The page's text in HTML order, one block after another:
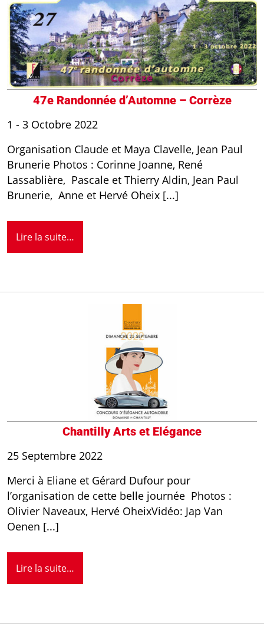
47e Randonnée d’Automne – Corrèze
1 - 3 Octobre 2022
Organisation Claude et Maya Clavelle, Jean Paul
Brunerie Photos : Corinne Joanne, René
Lassablière, Pascale et Thierry Aldin, Jean Paul
Brunerie, Anne et Hervé Oheix [...]
Lire la suite…
Chantilly Arts et Elégance
25 Septembre 2022
Merci à Eliane et Gérard Dufour pour
l’organisation de cette belle journée Photos :
Olivier Naveaux, Hervé OheixVidéo: Jap Van
Oenen [...]
Lire la suite…